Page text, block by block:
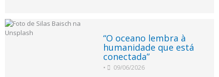
“O oceano lembra à
humanidade que está
conectada”
• 09/06/2026